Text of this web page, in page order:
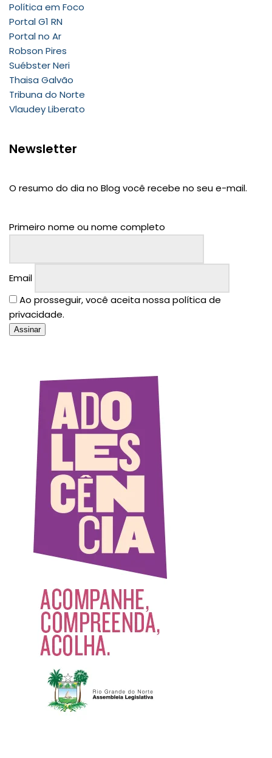
Política em Foco
Portal G1 RN
Portal no Ar
Robson Pires
Suébster Neri
Thaisa Galvão
Tribuna do Norte
Vlaudey Liberato
Newsletter
O resumo do dia no Blog você recebe no seu e-mail.
Primeiro nome ou nome completo
Email
Ao prosseguir, você aceita nossa política de
privacidade.